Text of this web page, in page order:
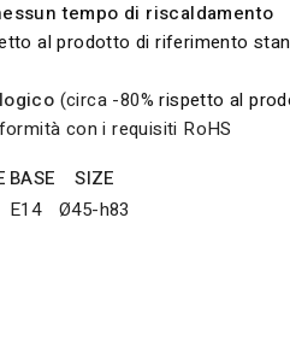
tempo di riscaldamento
al prodotto di riferimento
(circa -80%rispetto al
con i requisiti RoHS
BASE
SIZE
E14 Ø45-h83